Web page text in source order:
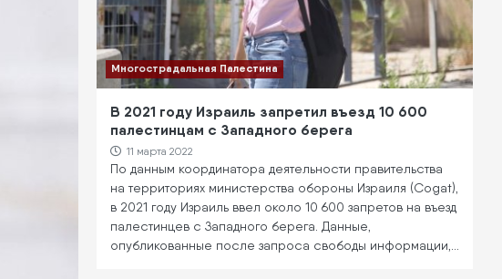
Многострадальная Палестина
В 2021 году Израиль запретил въезд 10 600
палестинцам с Западного берега
11 марта 2022
По данным координатора деятельности правительства
на территориях министерства обороны Израиля (Cogat),
в 2021 году Израиль ввел около 10 600 запретов на въезд
палестинцев с Западного берега. Данные,
опубликованные после запроса свободы информации,…